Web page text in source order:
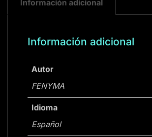
Información adicional
Información adicional
Autor
FENYMA
Idioma
Español